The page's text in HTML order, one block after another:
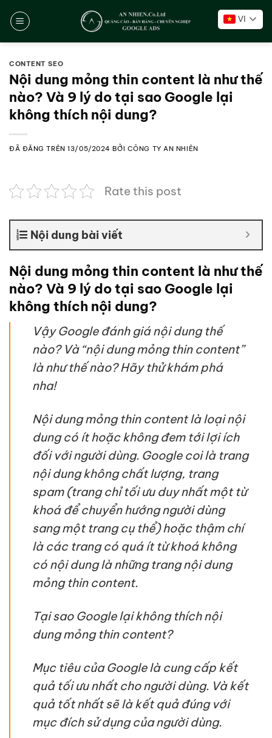
đến
VI
CONTENT SEO
Nội dung mỏng thin content là như thế
nào? Và 9 lý do tại sao Google lại
không thích nội dung?
ĐÃ ĐĂNG TRÊN13/05/2024 BỞI CÔNG TY AN NHIÊN
Rate this post
Nội dung bài viết
Nội dung mỏng thin content là như thế
nào? Và 9 lý do tại sao Google lại
không thích nội dung?
Vậy Google đánh giá nội dung thế
nào? Và “nội dung mỏng thin content”
là như thế nào? Hãy thử khám phá
nha!
Nội dung mỏng thin content là loại nội
dung có ít hoặc không đem tới lợi ích
đối với người dùng. Google coi là trang
nội dung không chất lượng, trang
spam (trang chỉ tối ưu duy nhất một từ
khoá để chuyển hướng người dùng
sang một trang cụ thể) hoặc thậm chí
là các trang có quá ít từ khoá không
có nội dung là những trang nội dung
mỏng thin content.
Tại sao Google lại không thích nội
dung mỏng thin content?
Mục tiêu của Google là cung cấp kết
quả tối ưu nhất cho người dùng. Và kết
quả tốt nhất sẽ là kết quả đúng với
mục đích sử dụng của người dùng.